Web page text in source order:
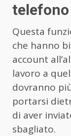
telefono
Questa
che hanno
account
lavoro a
dovranno
portarsi
di aver
sbagliato.